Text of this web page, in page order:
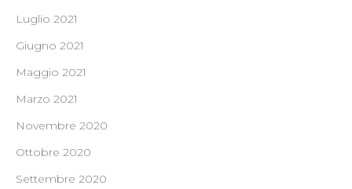
Luglio 2021
Giugno 2021
Maggio 2021
Marzo 2021
Novembre 2020
Ottobre 2020
Settembre 2020